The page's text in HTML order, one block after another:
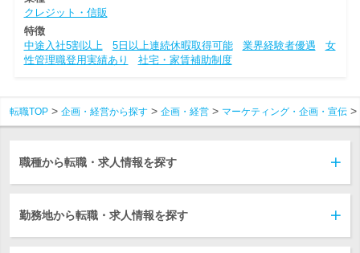
クレジット・信販
特徴
中途入社5割以上
5日以上連続休暇取得可能 業界経験者優遇
女
性管理職登用実績あり
社宅・家賃補助制度
転職TOP 企画・経営から探す 企画・経営 マーケティング・企画・宣伝
職種から転職・求人情報を探す
勤務地から転職・求人情報を探す